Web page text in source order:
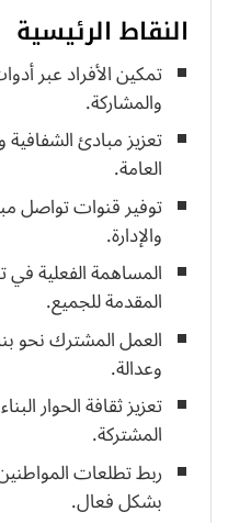
النقاط الرئيسية
تمكين الأفراد عبر
والمشاركة.
تعزيز مبادئ
العامة.
توفير قنوات تواصل
والإدارة.
المساهمة الفعلية
المقدمة للجميع.
العمل المشترك نحو
وعدالة.
تعزيز ثقافة الحوار
المشتركة.
ربط تطلعات المواطنين
بشكل فعال.